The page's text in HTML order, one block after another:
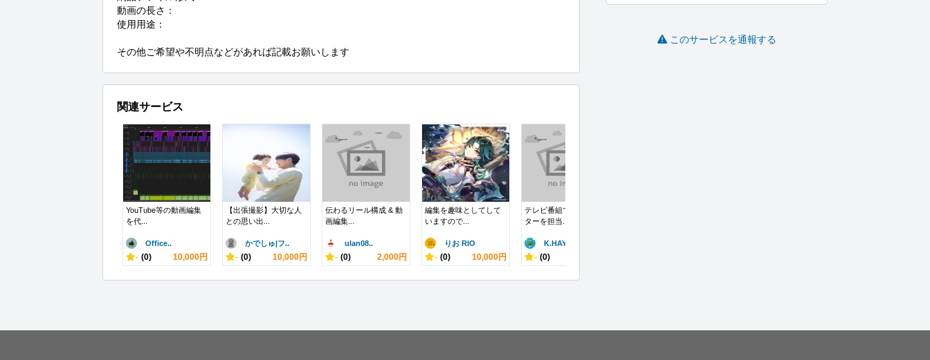
動画の長さ：
使用用途：
その他ご希望や不明点などがあれば記載お願いします
関連サービス
YouTube等の動画編集
を代...
Office..
- (0) 10,000円
【出張撮影】大切な人
との思い出...
かでしゅ|フ..
- (0) 10,000円
伝わるリール構成 & 動
画編集...
ulan08..
- (0) 2,000円
編集を趣味としてして
いますので...
りお RIO
- (0) 10,000円
テレビ番組でディレク
ターを担当...
K.HAYA..
- (0)
このサービスを通報する